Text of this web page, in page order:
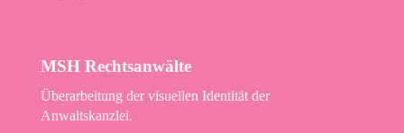
MSH Rechtsanwälte
Überarbeitung der visuellen Identität der
Anwaltskanzlei.